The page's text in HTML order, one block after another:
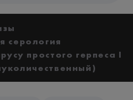
серология
простого герпеса I